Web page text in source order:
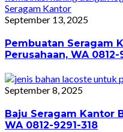
Seragam Kantor
September 13, 2025
Pembuatan Seragam
Perusahaan, WA 0812-
September 8, 2025
Baju Seragam Kantor
WA 0812-9291-318